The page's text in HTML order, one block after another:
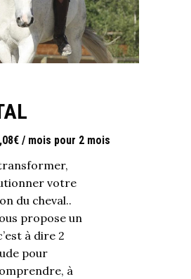
€ / mois pour 2 mois
votre
du cheval..
propose un
à dire 2
pour
à